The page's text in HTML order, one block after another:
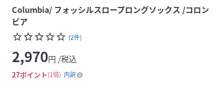
Columbia/ フォッシルスロープロングソックス /コロン
ビア
star_borderstar_borderstar_borderstar_borderstar_border (2件)
2,970円 /税込
27ポイント 1倍
内訳